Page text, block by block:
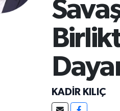
KADIR KILIÇ